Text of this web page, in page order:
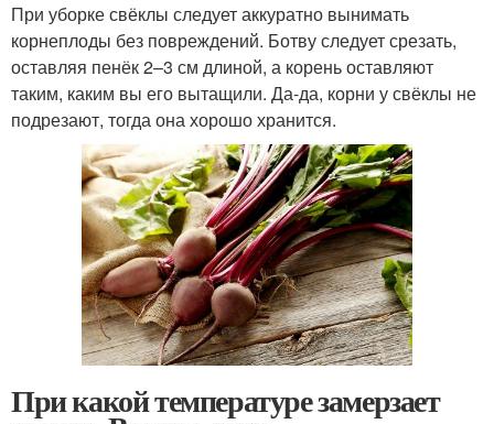
При уборке свёклы следует аккуратно вынимать
корнеплоды без повреждений. Ботву следует срезать,
оставляя пенёк 2–3 см длиной, а корень оставляют
таким, каким вы его вытащили. Да-да, корни у свёклы не
подрезают, тогда она хорошо хранится.
При какой температуре замерзает